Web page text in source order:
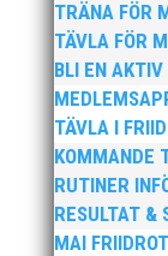
TRÄNA FÖR
TÄVLA FÖR
BLI EN
TÄVLA I
KOMMANDE
RUTINER
RESULTAT &
MAI
Søren Busk,
2014 med
också för
en kraftigt
Omval:
Tomas